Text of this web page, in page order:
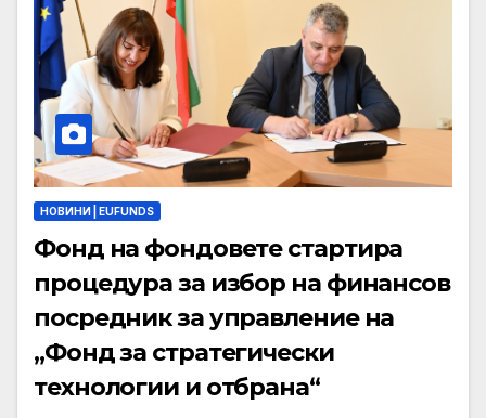
НОВИНИ | EUFUNDS
Фонд на фондовете стартира
процедура за избор на финансов
посредник за управление на
„Фонд за стратегически
технологии и отбрана“